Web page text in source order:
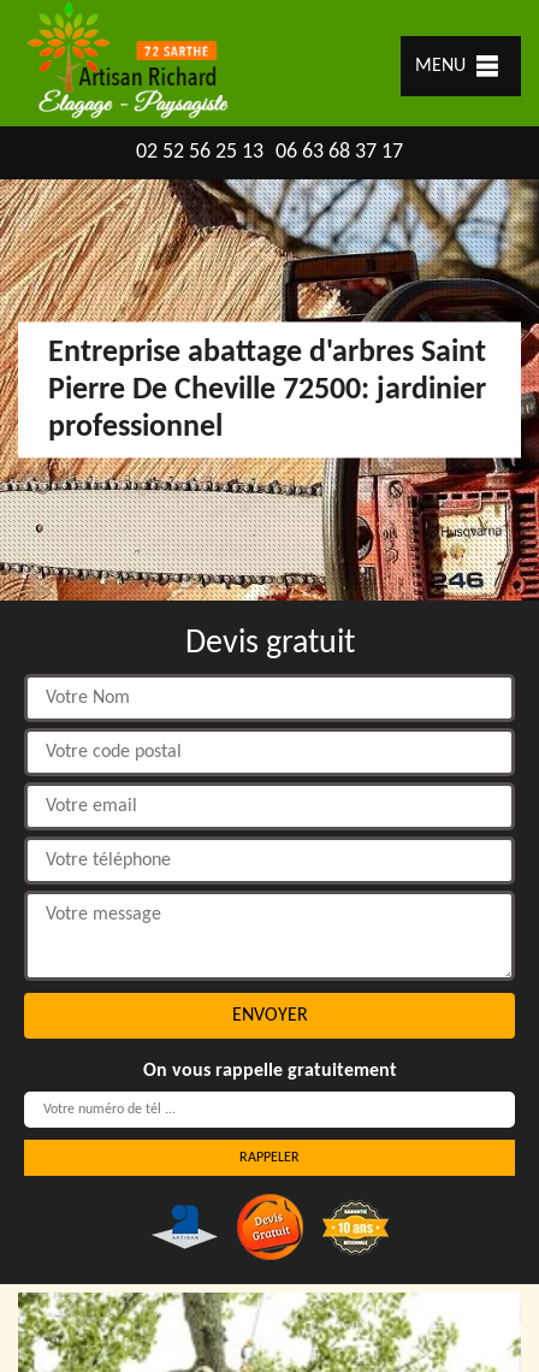
MENU
02 52 56 25 13 06 63 68 37 17
Entreprise abattage d'arbres Saint
Pierre De Cheville 72500: jardinier
professionnel
Devis gratuit
On vous rappelle gratuitement